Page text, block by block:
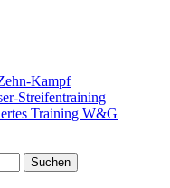
Kampf
Streifentraining
Training W&G